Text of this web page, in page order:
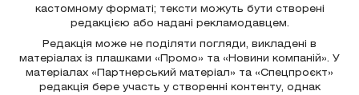
кастомному форматі; тексти можуть бути створені
редакцією або надані рекламодавцем.
Редакція може не поділяти погляди, викладені в
матеріалах із плашками «Промо» та «Новини компаній». У
матеріалах «Партнерський матеріал» та «Спецпроєкт»
редакція бере участь у створенні контенту, однак